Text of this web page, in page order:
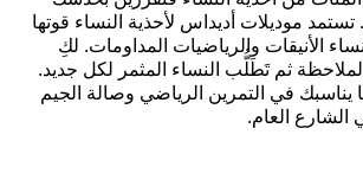
تستمد موديلات أديداس لأحذية النساء قوتها
الأنيقات والرياضيات المداومات. لكِ
ثم تَطَلُّب النساء المثمر لكل جديد.
يناسبك في التمرين الرياضي وصالة الجيم
العام.